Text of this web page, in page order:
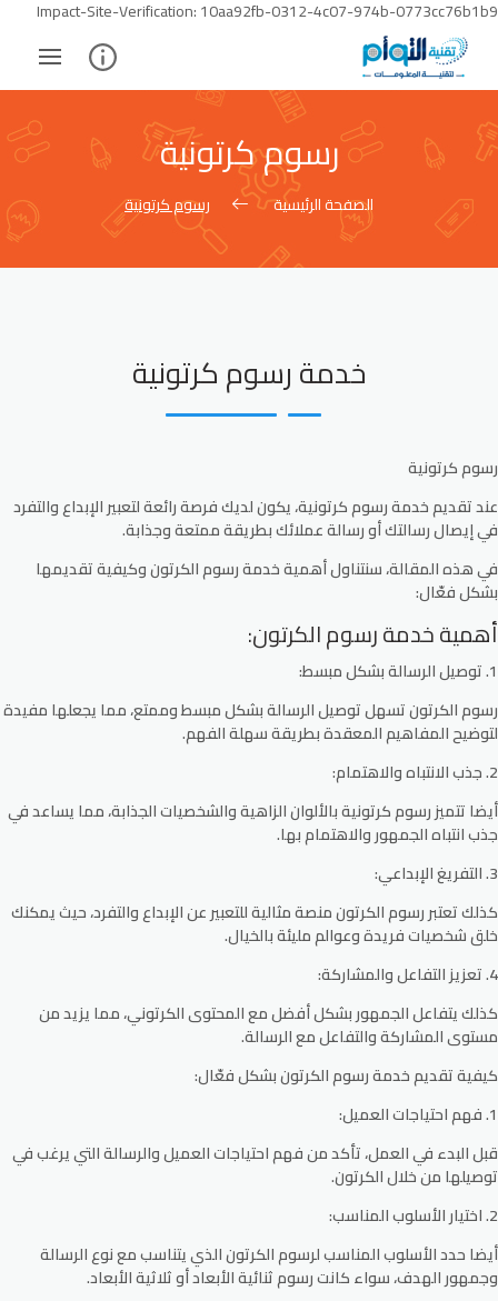
Impact-Site-Verification: 10aa92fb-0312-4c07-974b-0773cc76b1b9
رسوم كرتونية
الصفحة الرئيسية رسوم كرتونية
خدمة رسوم كرتونية
رسوم كرتونية
عند تقديم خدمة رسوم كرتونية، يكون لديك فرصة رائعة لتعبير الإبداع والتفرد
في إيصال رسالتك أو رسالة عملائك بطريقة ممتعة وجذابة.
في هذه المقالة، سنتناول أهمية خدمة رسوم الكرتون وكيفية تقديمها
بشكل فعّال:
أهمية خدمة رسوم الكرتون:
1. توصيل الرسالة بشكل مبسط:
رسوم الكرتون تسهل توصيل الرسالة بشكل مبسط وممتع، مما يجعلها مفيدة
لتوضيح المفاهيم المعقدة بطريقة سهلة الفهم.
2. جذب الانتباه والاهتمام:
أيضا تتميز رسوم كرتونية بالألوان الزاهية والشخصيات الجذابة، مما يساعد في
جذب انتباه الجمهور والاهتمام بها.
3. التفريغ الإبداعي:
كذلك تعتبر رسوم الكرتون منصة مثالية للتعبير عن الإبداع والتفرد، حيث يمكنك
خلق شخصيات فريدة وعوالم مليئة بالخيال.
4. تعزيز التفاعل والمشاركة:
كذلك يتفاعل الجمهور بشكل أفضل مع المحتوى الكرتوني، مما يزيد من
مستوى المشاركة والتفاعل مع الرسالة.
كيفية تقديم خدمة رسوم الكرتون بشكل فعّال:
1. فهم احتياجات العميل:
قبل البدء في العمل، تأكد من فهم احتياجات العميل والرسالة التي يرغب في
توصيلها من خلال الكرتون.
2. اختيار الأسلوب المناسب:
أيضا حدد الأسلوب المناسب لرسوم الكرتون الذي يتناسب مع نوع الرسالة
وجمهور الهدف، سواء كانت رسوم ثنائية الأبعاد أو ثلاثية الأبعاد.